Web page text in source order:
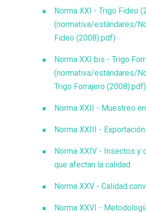
Norma XXI - Trigo Fideo
(normativa/estándares/
Fideo (2008).pdf)
Norma XXI bis - Trigo
(normativa/estándares/
Trigo Forrajero (2008).pdf)
Norma XXII - Muestreo
Norma XXIII -
Norma XXIV - Insectos y
que afectan la calidad
Norma XXV - Calidad
Norma XXVI -